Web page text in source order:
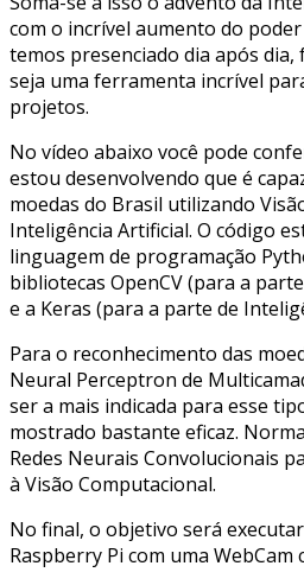
com o incrível aumento do
temos presenciado dia após dia,
seja uma ferramenta incrível
projetos.
No vídeo abaixo você pode
estou desenvolvendo que é
moedas do Brasil utilizando
Inteligência Artificial. O código
linguagem de programação
bibliotecas OpenCV (para a
e a Keras (para a parte de
Para o reconhecimento das
Neural Perceptron de
ser a mais indicada para esse
mostrado bastante eficaz.
Redes Neurais Convolucionais
à Visão Computacional.
No final, o objetivo será
Raspberry Pi com uma WebCam